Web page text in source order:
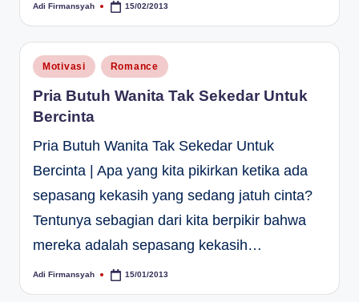
Posted
Adi Firmansyah 15/02/2013
Posted
in
Motivasi Romance
Pria Butuh Wanita Tak Sekedar Untuk
Bercinta
Pria Butuh Wanita Tak Sekedar Untuk
Bercinta | Apa yang kita pikirkan ketika ada
sepasang kekasih yang sedang jatuh cinta?
Tentunya sebagian dari kita berpikir bahwa
mereka adalah sepasang kekasih…
Posted
Adi Firmansyah 15/01/2013